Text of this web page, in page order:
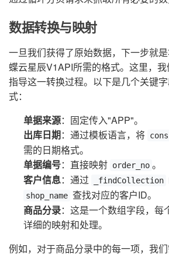
数据转换与映射
一旦我们获得了原始数据，下一步就
蝶云星辰V1API所需的格式。这里，
指导这一转换过程。以下是几个关键
式：
单据来源：固定传入"APP"。
出库日期：通过模板语言，将
需的日期格式。
单据编号：直接映射 order_no 。
客户信息：通过 _findCollection
shop_name 查找对应的客户ID。
商品分录：这是一个数组字段，每
详细的映射和处理。
例如，对于商品分录中的每一项，我们